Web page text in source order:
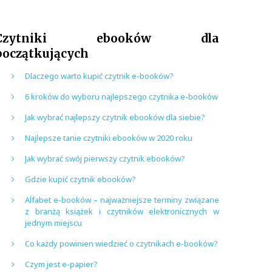
ebooków dla
Dlaczego warto kupić czytnik e-booków?
6 kroków do wyboru najlepszego czytnika e-booków
Jak wybrać najlepszy czytnik ebooków dla siebie?
Najlepsze tanie czytniki ebooków w 2020 roku
Jak wybrać swój pierwszy czytnik ebooków?
Gdzie kupić czytnik ebooków?
Alfabet e-booków – najważniejsze terminy związane
z branżą książek i czytników elektronicznych w
jednym miejscu
Co każdy powinien wiedzieć o czytnikach e-booków?
Czym jest e-papier?